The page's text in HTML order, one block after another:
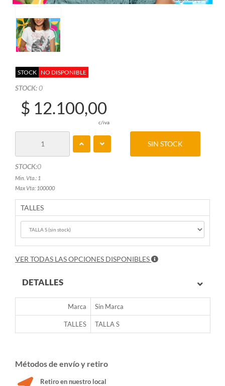
STOCK NO DISPONIBLE
STOCK:0
$ 12.100,00
c/iva
STOCK:0
Min. Vta.: 1
Max Vta: 100000
SIN STOCK
TALLES
VER TODAS LAS OPCIONES DISPONIBLES
DETALLES
Marca Sin Marca
TALLES TALLA S
Métodos de envío y retiro
Retiro en nuestro local